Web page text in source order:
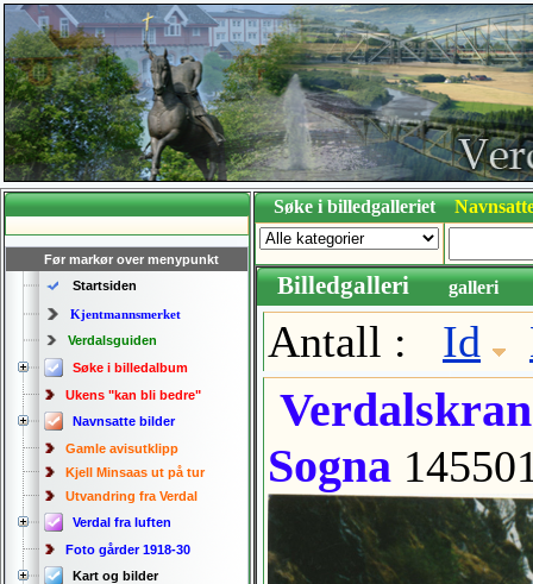
Før markør over menypunkt
Startsiden
Kjentmannsmerket
Verdalsguiden
Søke i billedalbum
Ukens "kan bli bedre"
Navnsatte bilder
Gamle avisutklipp
Kjell Minsaas ut på tur
Utvandring fra Verdal
Verdal fra luften
Foto gårder 1918-30
Kart og bilder
Søke i billedgalleriet
Billedgalleri galleri
Antall : Id
Sogna